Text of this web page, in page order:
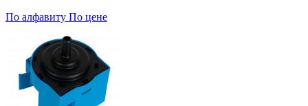
По алфавиту По цене